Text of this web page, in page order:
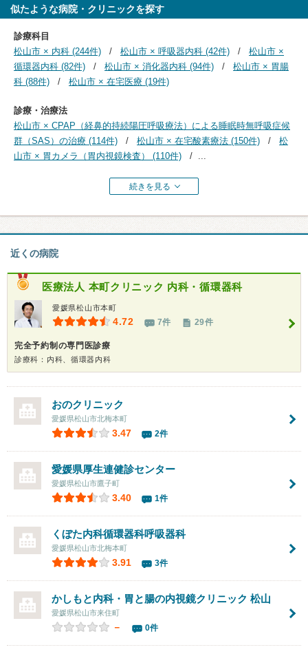
似たような病院・クリニックを探す
診療科目
松山市 × 内科 (244件)
松山市 × 呼吸器内科 (42件)
松山市 ×
循環器内科 (82件)
松山市 × 消化器内科 (94件)
松山市 × 胃腸
科 (88件)
松山市 × 在宅医療 (19件)
診療・治療法
松山市 × CPAP（経鼻的持続陽圧呼吸療法）による睡眠時無呼吸症候
群（SAS）の治療 (114件)
松山市 × 在宅酸素療法 (150件)
松
山市 × 胃カメラ（胃内視鏡検査） (110件)
続きを見る
近くの病院
医療法人 本町クリニック 内科・循環器科
愛媛県松山市本町
4.72 7件 29件
完全予約制の専門医診療
診療科：内科、循環器内科
おのクリニック
愛媛県松山市北梅本町
3.47 2件
愛媛県厚生連健診センター
愛媛県松山市鷹子町
3.40 1件
くぼた内科循環器科呼吸器科
愛媛県松山市北梅本町
3.91 3件
かしもと内科・胃と腸の内視鏡クリニック 松山
愛媛県松山市来住町
－ 0件